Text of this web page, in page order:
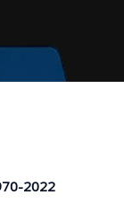
2022